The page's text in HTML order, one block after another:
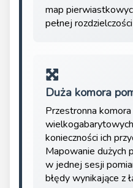
map
pełnej
Duża komora
Przestronna
konieczności ich
Mapowanie dużych
w jednej sesji
błędy wynikające z